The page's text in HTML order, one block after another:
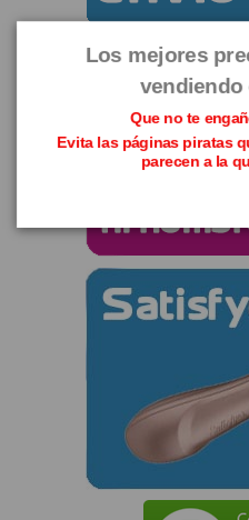
Los mejores
vendiendo
Que no te
Evita las páginas piratas
parecen a la